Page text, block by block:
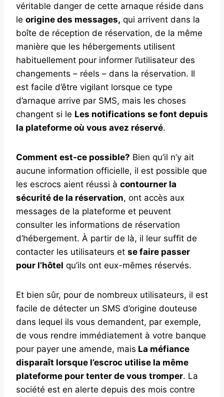
véritable danger de cette arnaque réside dans
le origine des messages, qui arrivent dans la
boîte de réception de réservation, de la même
manière que les hébergements utilisent
habituellement pour informer l’utilisateur des
changements – réels – dans la réservation. Il
est facile d’être vigilant lorsque ce type
d’arnaque arrive par SMS, mais les choses
changent si le Les notifications se font depuis
la plateforme où vous avez réservé.
Comment est-ce possible? Bien qu’il n’y ait
aucune information officielle, il est possible que
les escrocs aient réussi à contourner la
sécurité de la réservation, ont accès aux
messages de la plateforme et peuvent
consulter les informations de réservation
d’hébergement. À partir de là, il leur suffit de
contacter les utilisateurs et se faire passer
pour l’hôtel qu’ils ont eux-mêmes réservés.
Et bien sûr, pour de nombreux utilisateurs, il est
facile de détecter un SMS d’origine douteuse
dans lequel ils vous demandent, par exemple,
de vous rendre immédiatement à votre banque
pour payer une amende, mais La méfiance
disparaît lorsque l’escroc utilise la même
plateforme pour tenter de vous tromper. La
société est en alerte depuis des mois contre